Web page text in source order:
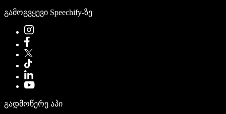
გამოგვყევი Speechify-ზე
გადმოწერე აპი